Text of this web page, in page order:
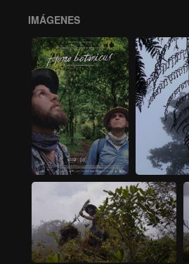
IMÁGENES